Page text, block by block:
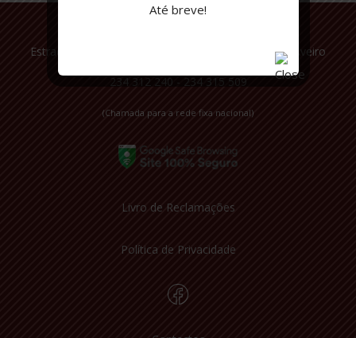
Estrada Nacional 109, Quinta do Simão, Esgueira - Aveiro
234 312 240 - 234 315 509
(Chamada para a rede fixa nacional)
Livro de Reclamações
Política de Privacidade
Até breve!